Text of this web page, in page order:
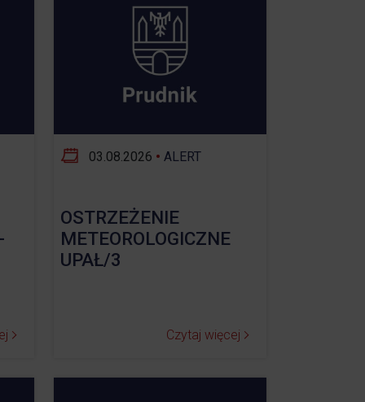
03.08.2026 • ALERT
OSTRZEŻENIE
METEOROLOGICZNE
UPAŁ/3
Czytaj więcej